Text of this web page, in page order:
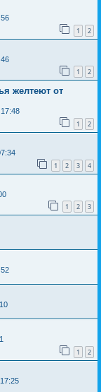
1 2
1 2
желтеют от
1 2
1 2 3 4
1 2 3
1 2